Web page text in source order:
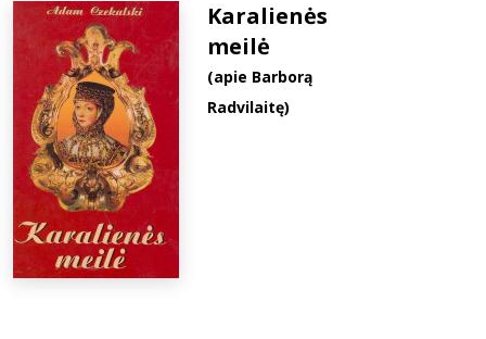
D.U.K.
Karalienės
meilė
(apie Barborą
Radvilaitę)